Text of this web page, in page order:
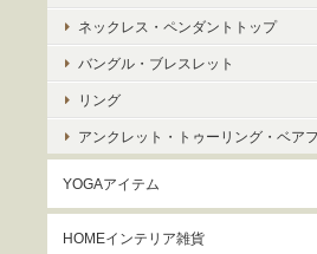
ネックレス・ペンダントトップ
バングル・ブレスレット
リング
アンクレット・トゥーリング・ベア
YOGAアイテム
HOMEインテリア雑貨